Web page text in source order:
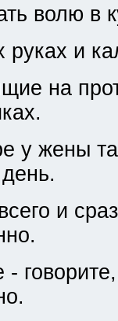
волю в
руках и
на
у жены
и
-